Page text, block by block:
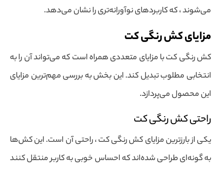
می‌شوند ، که کاربردهای نوآورانه‌تری را نشان می‌دهد.
مزایای کش رنگی کت
کش رنگی کت با مزایای متعددی همراه است که می‌تواند آن را به
انتخابی مطلوب تبدیل کند. این بخش به بررسی مهم‌ترین مزایای
این محصول می‌پردازد.
راحتی کش رنگی کت
یکی از بارزترین مزایای کش رنگی کت ، راحتی آن است. این کش‌ها
به گونه‌ای طراحی شده‌اند که احساس خوبی به کاربر منتقل کنند